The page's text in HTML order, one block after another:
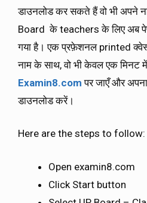
डाउनलोड कर सकते हैं वो भी अपने
Board के teachers के लिए अब
गया है। एक प्रफ़ेशनल printed
नाम के साथ, वो भी केवल एक मिनट
Examin8.com पर जाएँ और
डाउनलोड करें।
Here are the steps to follow:
Open examin8.com
Click Start button